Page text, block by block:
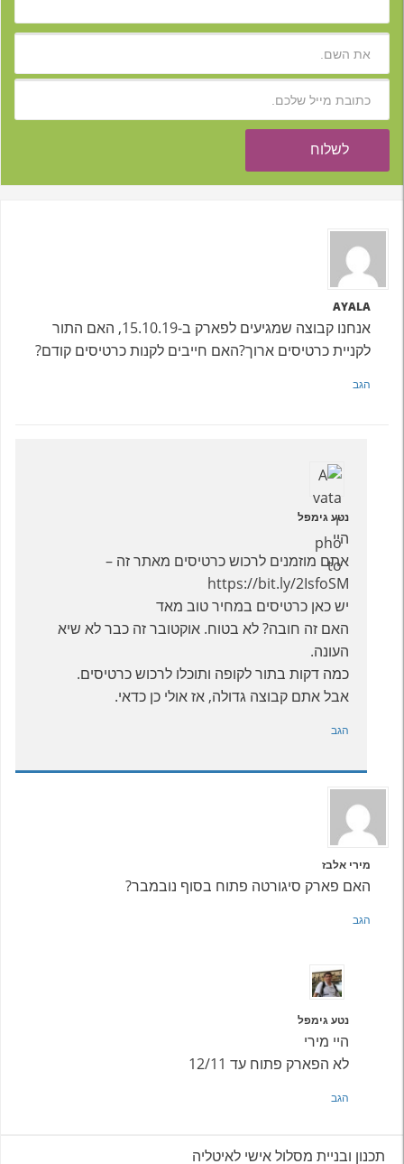
AYALA
אנחנו קבוצה שמגיעים לפארק ב-15.10.19, האם התור
לקניית כרטיסים ארוך?האם חייבים לקנות כרטיסים קודם?
הגב
נטע גימפל
היי
אתם מוזמנים לרכוש כרטיסים מאתר זה –
https://bit.ly/2IsfoSM
יש כאן כרטיסים במחיר טוב מאד
האם זה חובה? לא בטוח. אוקטובר זה כבר לא שיא
העונה.
כמה דקות בתור לקופה ותוכלו לרכוש כרטיסים.
אבל אתם קבוצה גדולה, אז אולי כן כדאי.
הגב
מירי אלבז
האם פארק סיגורטה פתוח בסוף נובמבר?
הגב
נטע גימפל
היי מירי
לא הפארק פתוח עד 12/11
הגב
תכנון ובניית מסלול אישי לאיטליה